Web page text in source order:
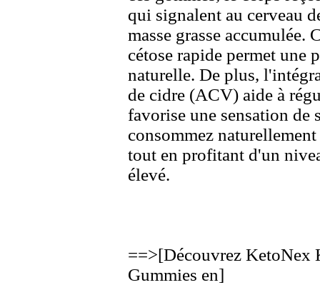
qui signalent au cerveau
masse grasse accumulée.
cétose rapide permet une
naturelle. De plus,
de cidre (ACV) aide à
favorise une sensation de
consommez
tout en profitant d'un
élevé.
==>[Découvrez KetoNex
Gummies en]